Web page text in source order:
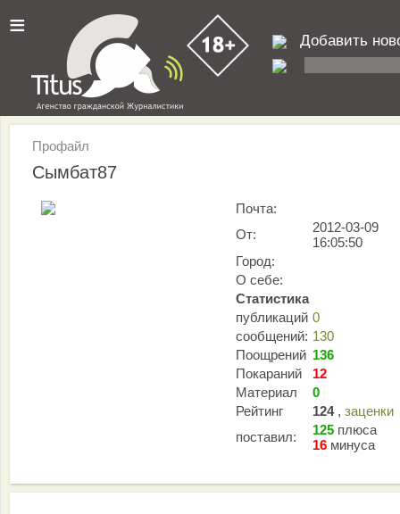
≡ Добавить
Профайл
Сымбат87
Почта:
От:
2012-03-09
16:05:50
Город:
О себе:
Статистика
публикаций 0
сообщений: 130
Поощрений 136
Покараний
12
Материал
0
Рейтинг
124 , заценки
поставил:
125 плюса
16 минуса